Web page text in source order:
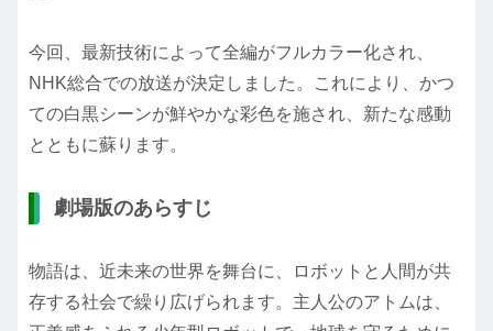
今回、最新技術によって全編がフルカラー化され、
NHK総合での放送が決定しました。これにより、かつ
ての白黒シーンが鮮やかな彩色を施され、新たな感動
とともに蘇ります。
劇場版のあらすじ
物語は、近未来の世界を舞台に、ロボットと人間が共
存する社会で繰り広げられます。主人公のアトムは、